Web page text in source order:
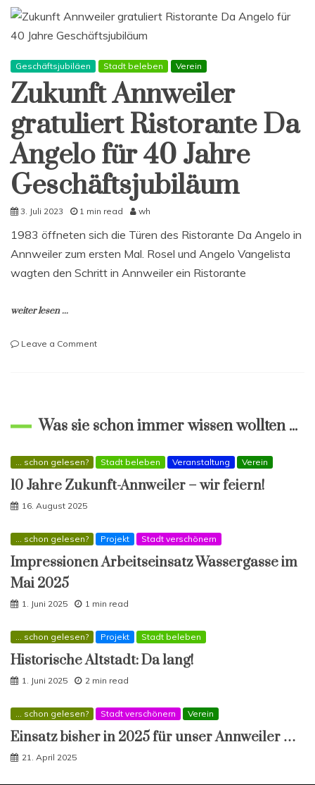
neu
–
gratuliert
Geschäftsjubiläen Stadt beleben Verein
Zukunft Annweiler
gratuliert Ristorante Da
Angelo für 40 Jahre
Geschäftsjubiläum
3. Juli 2023 1 min read wh
1983 öffneten sich die Türen des Ristorante Da Angelo in
Annweiler zum ersten Mal. Rosel und Angelo Vangelista
wagten den Schritt in Annweiler ein Ristorante
weiter lesen ...
Leave a Commenton
Angelo
40
Jahre
Geschäftsjubiläum
Was sie schon immer wissen wollten ...
... schon gelesen? Stadt beleben Veranstaltung Verein
10 Jahre Zukunft-Annweiler – wir feiern!
16. August 2025
... schon gelesen? Projekt Stadt verschönern
Impressionen Arbeitseinsatz Wassergasse im
Mai 2025
1. Juni 2025 1 min read
... schon gelesen? Projekt Stadt beleben
Historische Altstadt: Da lang!
1. Juni 2025 2 min read
... schon gelesen? Stadt verschönern Verein
Einsatz bisher in 2025 für unser Annweiler …
21. April 2025